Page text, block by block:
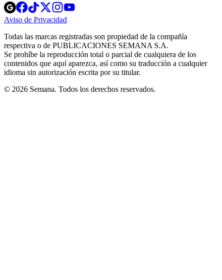
Opens
in
new
Opens
in
new
Opens
in
new
window
Opens
new
windowwindow
Aviso de Privacidad
new
window
Todas las marcas registradas son propiedad de la compañía
respectiva o de PUBLICACIONES SEMANA S.A.
Se prohíbe la reproducción total o parcial de cualquiera de los
contenidos que aquí aparezca, así como su traducción a cualquier
idioma sin autorización escrita por su titular.
© 2026 Semana. Todos los derechos reservados.